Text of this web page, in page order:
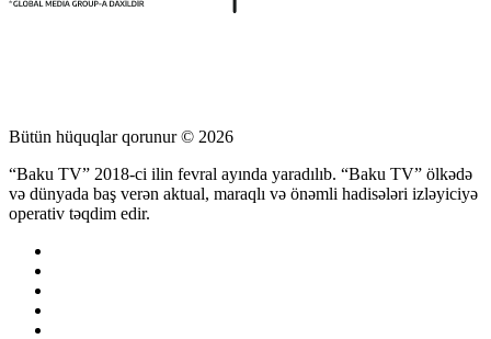
Bütün hüquqlar qorunur © 2026
“Baku TV” 2018-ci ilin fevral ayında yaradılıb. “Baku TV” ölkədə
və dünyada baş verən aktual, maraqlı və önəmli hadisələri izləyiciyə
operativ təqdim edir.